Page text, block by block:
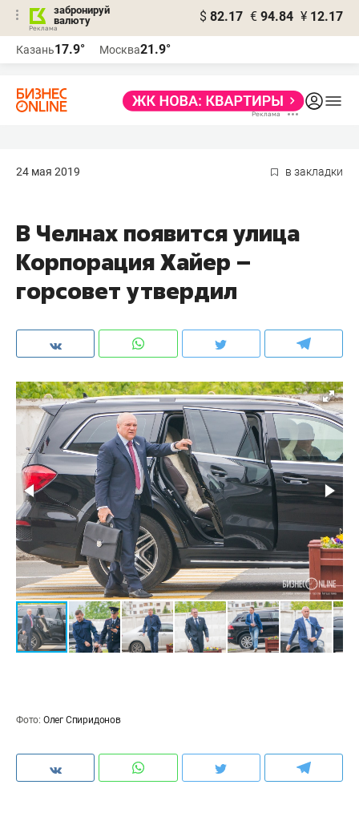
забронируй
валюту
$ 82.17 € 94.84 ¥ 12.17
Казань17.9° Москва21.9°
24 мая 2019 в закладки
В Челнах появится улица
Корпорация Хайер –
горсовет утвердил
Фото: Олег Спиридонов